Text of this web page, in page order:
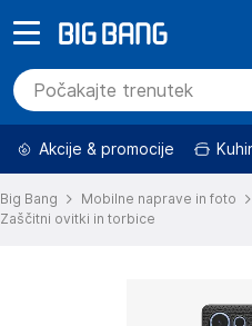
Akcije & promocije
Big Bang Mobilne naprave in foto
Zaščitni ovitki in torbice